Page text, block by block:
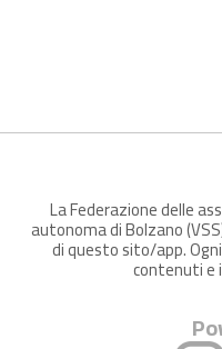
La Federazione delle
autonoma di Bolzano
di questo sito/app.
contenuti e